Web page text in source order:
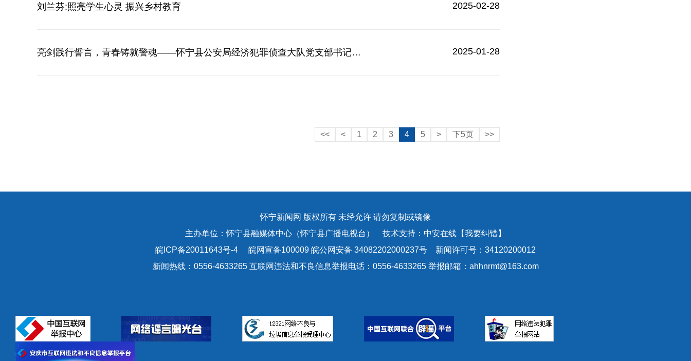
刘兰芬:照亮学生心灵 振兴乡村教育 2025-02-28
亮剑践行誓言，青春铸就警魂——怀宁县公安局经济犯罪侦查大队党支部书记、大队长 陈亮 2025-01-28
<< < 1 2 3 4 5 > 下5页 >>
怀宁新闻网 版权所有 未经允许 请勿复制或镜像
主办单位：怀宁县融媒体中心（怀宁县广播电视台） 技术支持：中安在线【我要纠错】
皖ICP备20011643号-4 皖网宣备100009 皖公网安备 34082202000237号 新闻许可号：34120200012
新闻热线：0556-4633265 互联网违法和不良信息举报电话：0556-4633265 举报邮箱：ahhnrmt@163.com